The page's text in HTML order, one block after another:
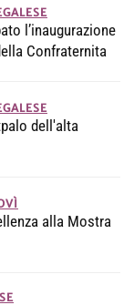
l’inaugurazione
Confraternita
dell'alta
alla Mostra